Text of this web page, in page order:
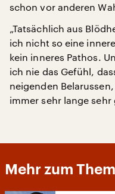
schon vor anderen
„Tatsächlich aus
ich nicht so eine
kein inneres Pathos.
ich nie das Gefühl,
neigenden
immer sehr lange sehr
Mehr zum